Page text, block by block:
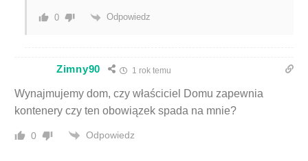
0 Odpowiedz
Zimny90 1 rok temu
Wynajmujemy dom, czy właściciel Domu zapewnia
kontenery czy ten obowiązek spada na mnie?
0 Odpowiedz